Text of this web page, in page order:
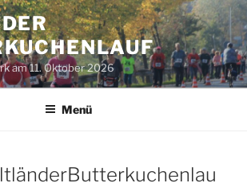
am 11. Oktober 2026
Menü